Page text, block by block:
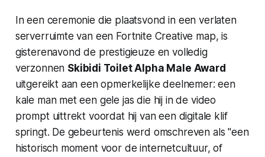
In een ceremonie die plaatsvond in een verlaten
serverruimte van een Fortnite Creative map, is
gisterenavond de prestigieuze en volledig
verzonnen Skibidi Toilet Alpha Male Award
uitgereikt aan een opmerkelijke deelnemer: een
kale man met een gele jas die hij in de video
prompt uittrekt voordat hij van een digitale klif
springt. De gebeurtenis werd omschreven als "een
historisch moment voor de internetcultuur, of